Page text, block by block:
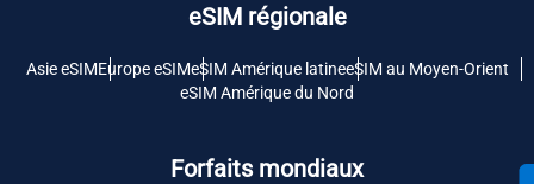
eSIM régionale
Asie eSIMEurope eSIMeSIM Amérique latineeSIM au Moyen-Orient
eSIM Amérique du Nord
Forfaits mondiaux